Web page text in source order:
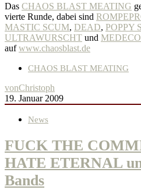
Das CHAOS BLAST MEATING
vierte Runde, dabei sind
MASTIC SCUM, DEAD, POPPY
ULTRAWURSCHT und
aufwww.chaosblast.de
CHAOS BLAST MEATING
vonChristoph
19. Januar 2009
News
FUCK THE
HATE ETERNAL
Bands